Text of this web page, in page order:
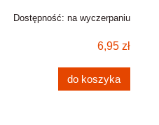
Dostępność: na wyczerpaniu
6,95 zł
do koszyka